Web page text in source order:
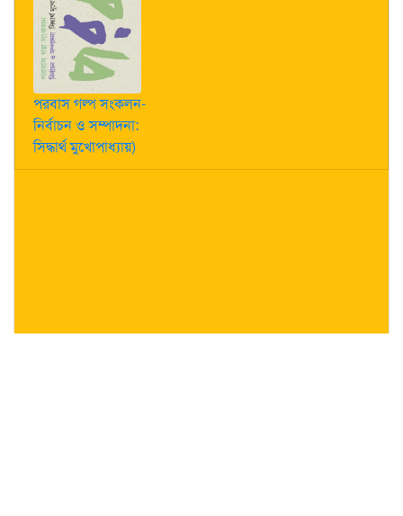
পরবাস গল্প সংকলন-
নির্বাচন ও সম্পাদনা:
সিদ্ধার্থ মুখোপাধ্যায়)